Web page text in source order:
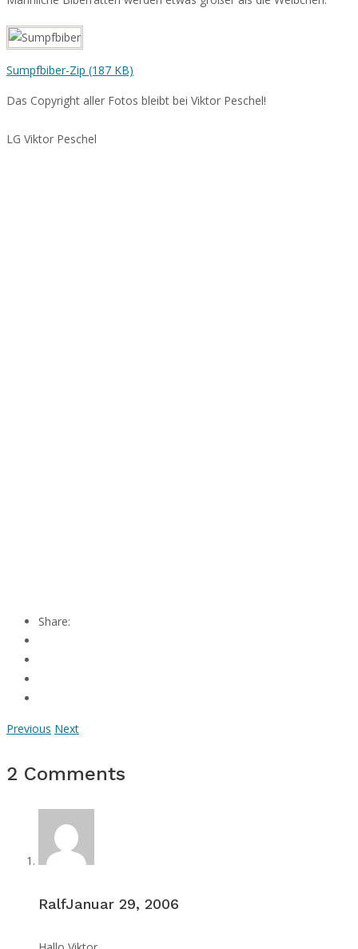
Sumpfbiber-Zip (187 KB)
Das Copyright aller Fotos bleibt bei Viktor Peschel!
LG Viktor Peschel
Share:
Previous Next
2 Comments
RalfJanuar 29, 2006